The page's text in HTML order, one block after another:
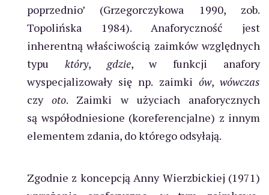
poprzednio’ (Grzegorczykowa 1990, zob.
Topolińska 1984). Anaforyczność jest
inherentną właściwością zaimków względnych
typu który, gdzie, w funkcji anafory
wyspecjalizowały się np. zaimki ów,wówczas
czyoto. Zaimki w użyciach anaforycznych
są współodniesione (koreferencjalne) z innym
elementem zdania, do którego odsyłają.
Zgodnie z koncepcją Anny Wierzbickiej (1971)